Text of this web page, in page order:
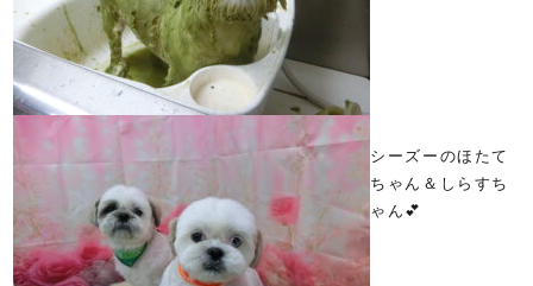
シーズーのほたて
ちゃん＆しらすち
ゃん💕